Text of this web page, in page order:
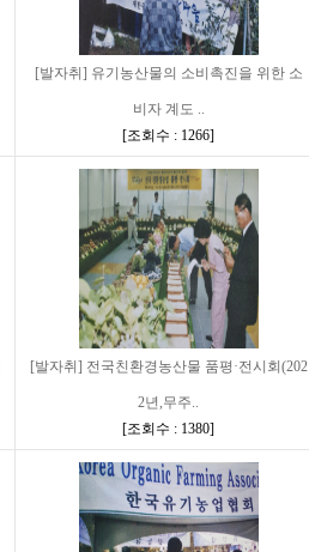
[발자취] 유기농산물의 소비촉진을 위한 소
비자 계도 ..
[조회수 : 1266]
[발자취] 전국친환경농산물 품평·전시회(202
2년,무주..
[조회수 : 1380]